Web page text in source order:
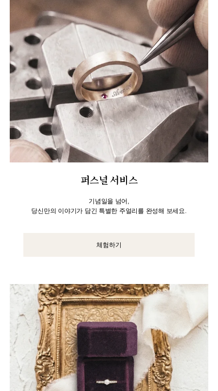
퍼스널 서비스
기념일을 넘어,
당신만의 이야기가 담긴 특별한 주얼리를 완성해 보세요.
체험하기